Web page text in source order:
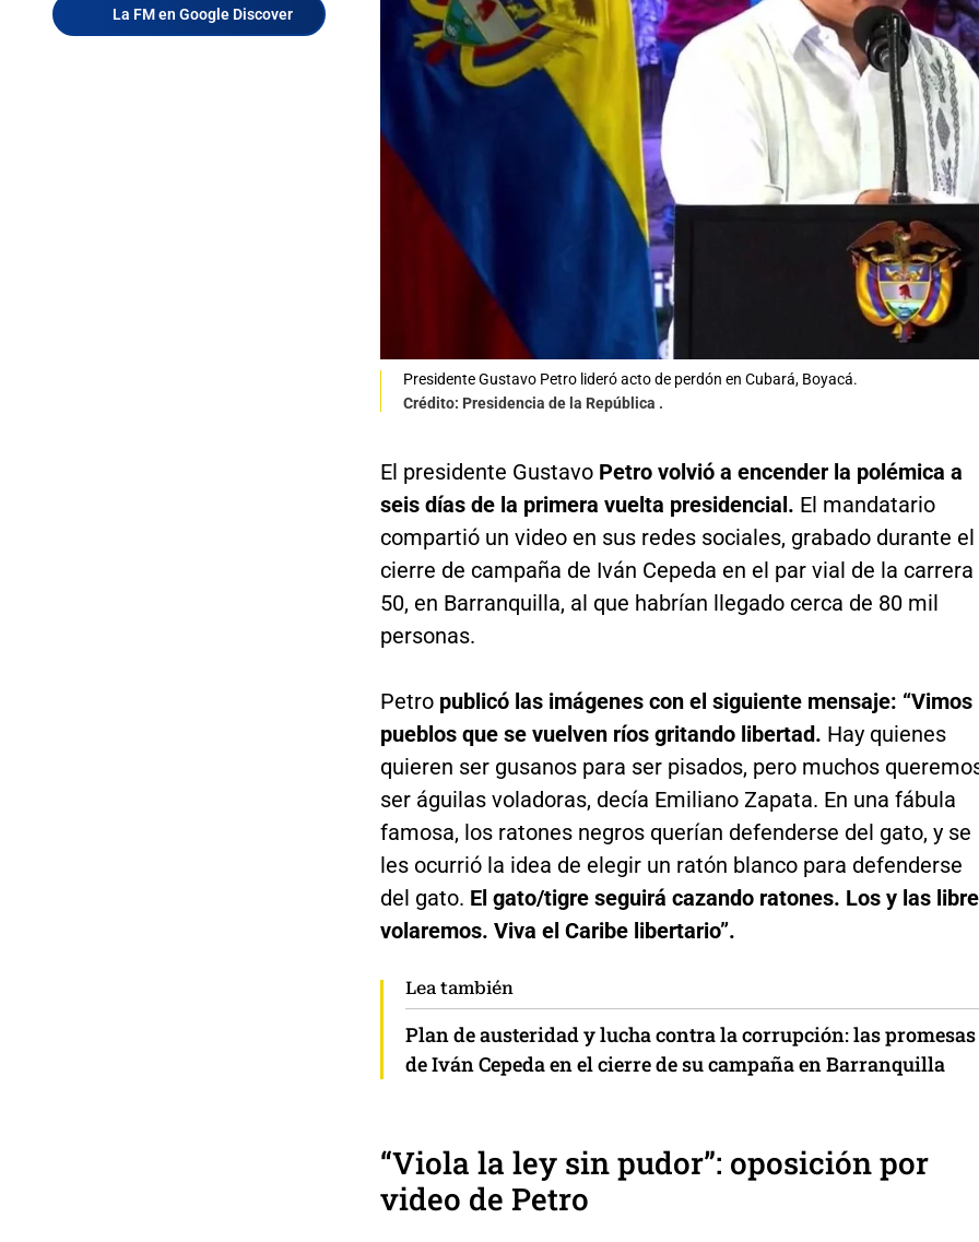
La FM en Google Discover
Presidente Gustavo Petro lideró acto de perdón en Cubará, Boyacá.
Crédito: Presidencia de la República .
El presidente Gustavo Petro volvió a encender la polémica a
seis días de la primera vuelta presidencial. El mandatario
compartió un video en sus redes sociales, grabado durante el
cierre de campaña de Iván Cepeda en el par vial de la carrera
50, en Barranquilla, al que habrían llegado cerca de 80 mil
personas.
Petropublicó las imágenes con el siguiente mensaje: “Vimos
pueblos que se vuelven ríos gritando libertad. Hay quienes
quieren ser gusanos para ser pisados, pero muchos
ser águilas voladoras, decía Emiliano Zapata. En una fábula
famosa, los ratones negros querían defenderse del gato, y se
les ocurrió la idea de elegir un ratón blanco para defenderse
del gato. El gato/tigre seguirá cazando ratones. Los y las
volaremos. Viva el Caribe libertario”.
Lea también
Plan de austeridad y lucha contra la corrupción: las promesas
de Iván Cepeda en el cierre de su campaña en Barranquilla
“Viola la ley sin pudor”: oposición por
video de Petro